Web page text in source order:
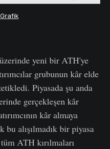
yeni bir ATH'ye
grubunun kâr elde
Piyasada şu anda
gerçekleşen kâr
kâr almaya
bu alışılmadık bir piyasa
ATH kırılmaları